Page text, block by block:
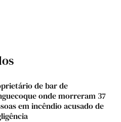
de bar de
onde morreram 37
em incêndio acusado de